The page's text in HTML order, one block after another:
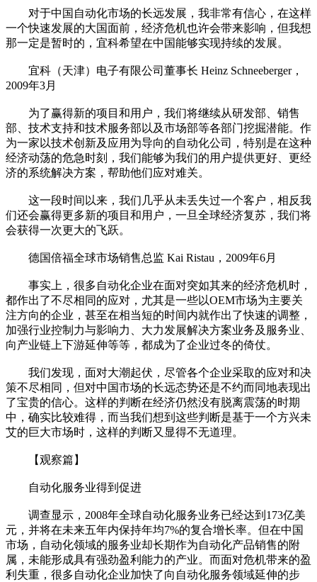
对于中国自动化市场的长远发展，我非常有信心，在这样
一个快速发展的大国面前，经济危机也许会带来影响，但我想
那一定是暂时的，宜科希望在中国能够实现持续的发展。
宜科（天津）电子有限公司董事长 Heinz Schneeberger，
2009年3月
为了赢得新的项目和用户，我们将继续从研发部、销售
部、技术支持和技术服务部以及市场部等各部门挖掘潜能。作
为一家以技术创新及应用为导向的自动化公司，特别是在这种
经济动荡的危急时刻，我们能够为我们的用户提供更好、更经
济的系统解决方案，帮助他们应对难关。
这一段时间以来，我们几乎从未丢失过一个客户，相反我
们还会赢得更多新的项目和用户，一旦全球经济复苏，我们将
会获得一次更大的飞跃。
德国倍福全球市场销售总监 Kai Ristau，2009年6月
事实上，很多自动化企业在面对突如其来的经济危机时，
都作出了不尽相同的应对，尤其是一些以OEM市场为主要关
注方向的企业，甚至在相当短的时间内就作出了快速的调整，
加强行业控制力与影响力、大力发展解决方案业务及服务业、
向产业链上下游延伸等等，都成为了企业过冬的倚仗。
我们发现，面对大潮起伏，尽管各个企业采取的应对和决
策不尽相同，但对中国市场的长远态势还是不约而同地表现出
了宝贵的信心。这样的判断在经济仍然没有脱离震荡的时期
中，确实比较难得，而当我们想到这些判断是基于一个方兴未
艾的巨大市场时，这样的判断又显得不无道理。
【观察篇】
自动化服务业得到促进
调查显示，2008年全球自动化服务业务已经达到173亿美
元，并将在未来五年内保持年均7%的复合增长率。但在中国
市场，自动化领域的服务业却长期作为自动化产品销售的附
属，未能形成具有强劲盈利能力的产业。而面对危机带来的盈
利失重，很多自动化企业加快了向自动化服务领域延伸的步